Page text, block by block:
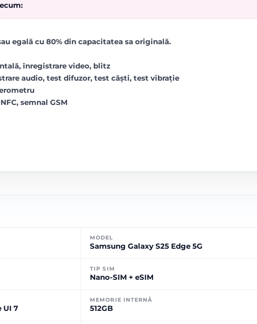
egală cu 80% din capacitatea sa originală.
înregistrare video, blitz
audio, test difuzor, test căști, test vibrație
semnal GSM
MODEL
Samsung Galaxy S25 Edge 5G
TIP SIM
Nano-SIM + eSIM
UI 7
MEMORIE INTERNĂ
512GB